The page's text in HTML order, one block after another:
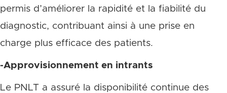
permis d’améliorer la rapidité et la fiabilité du
diagnostic, contribuant ainsi à une prise en
charge plus efficace des patients.
-Approvisionnement en intrants
Le PNLT a assuré la disponibilité continue des